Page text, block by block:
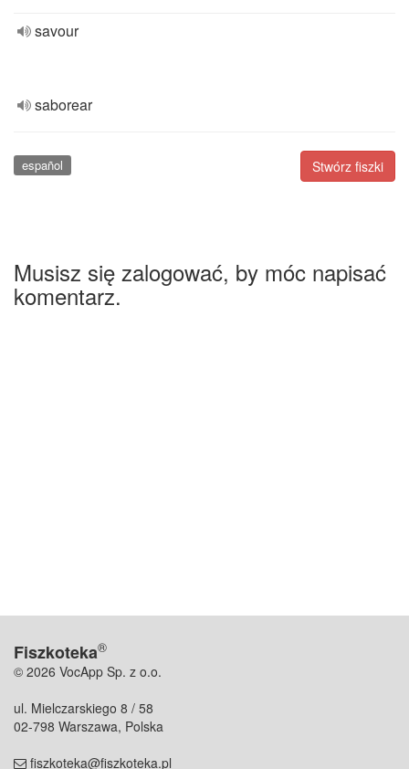
savour
saborear
Stwórz fiszki
español
Musisz się zalogować, by móc napisać
komentarz.
Fiszkoteka®
© 2026 VocApp Sp. z o.o.
ul. Mielczarskiego 8 / 58
02-798 Warszawa, Polska
fiszkoteka@fiszkoteka.pl